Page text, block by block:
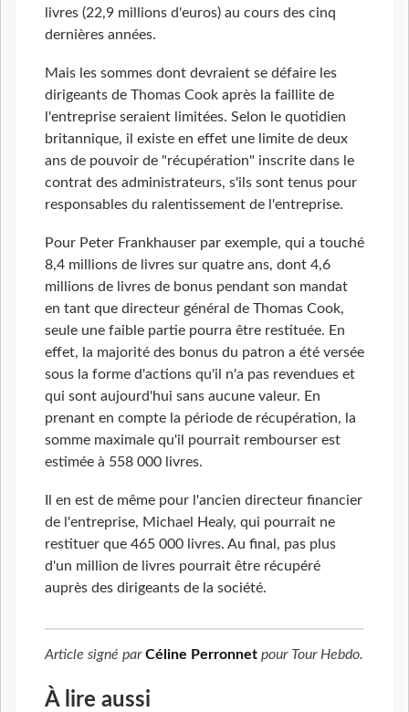
livres (22,9 millions d'euros) au cours des cinq
dernières années.
Mais les sommes dont devraient se défaire les
dirigeants de Thomas Cook après la faillite de
l'entreprise seraient limitées. Selon le quotidien
britannique, il existe en effet une limite de deux
ans de pouvoir de "récupération" inscrite dans le
contrat des administrateurs, s'ils sont tenus pour
responsables du ralentissement de l'entreprise.
Pour Peter Frankhauser par exemple, qui a touché
8,4 millions de livres sur quatre ans, dont 4,6
millions de livres de bonus pendant son mandat
en tant que directeur général de Thomas Cook,
seule une faible partie pourra être restituée. En
effet, la majorité des bonus du patron a été versée
sous la forme d'actions qu'il n'a pas revendues et
qui sont aujourd'hui sans aucune valeur. En
prenant en compte la période de récupération, la
somme maximale qu'il pourrait rembourser est
estimée à 558 000 livres.
Il en est de même pour l'ancien directeur financier
de l'entreprise, Michael Healy, qui pourrait ne
restituer que 465 000 livres. Au final, pas plus
d'un million de livres pourrait être récupéré
auprès des dirigeants de la société.
Article signé parCéline Perronnet pour Tour Hebdo.
À lire aussi